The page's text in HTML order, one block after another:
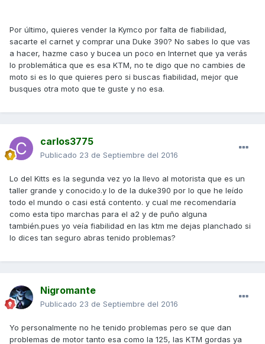
Por último, quieres vender la Kymco por falta de fiabilidad,
sacarte el carnet y comprar una Duke 390? No sabes lo que vas
a hacer, hazme caso y bucea un poco en Internet que ya verás
lo problemática que es esa KTM, no te digo que no cambies de
moto si es lo que quieres pero si buscas fiabilidad, mejor que
busques otra moto que te guste y no esa.
carlos3775
Publicado 23 de Septiembre del 2016
Lo del Kitts es la segunda vez yo la llevo al motorista que es un
taller grande y conocido.y lo de la duke390 por lo que he leído
todo el mundo o casi está contento. y cual me recomendaría
como esta tipo marchas para el a2 y de puño alguna
también.pues yo veía fiabilidad en las ktm me dejas planchado si
lo dices tan seguro abras tenido problemas?
Nigromante
Publicado 23 de Septiembre del 2016
Yo personalmente no he tenido problemas pero se que dan
problemas de motor tanto esa como la 125, las KTM gordas ya